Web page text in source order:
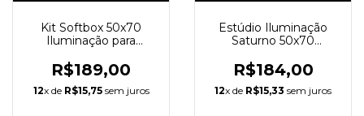
Kit Softbox 50x70
Iluminação para
Tripé - 220v
R$189,00
12x de R$15,75sem juros
Estúdio Iluminação
Saturno 50x70
220v - FEBK5070-1
R$184,00
12x de R$15,33 sem juros